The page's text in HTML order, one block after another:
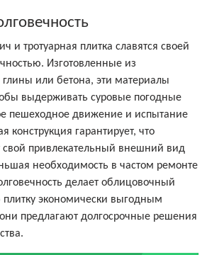
и тротуарная плитка славятся своей
Изготовленные из
глины или бетона, эти материалы
выдерживать суровые погодные
пешеходное движение и испытание
конструкция гарантирует, что
свой привлекательный внешний вид
необходимость в частом ремонте
делает облицовочный
плитку экономически выгодным
предлагают долгосрочные решения